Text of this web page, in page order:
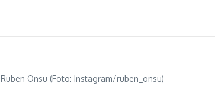
Ruben Onsu (Foto: Instagram/ruben_onsu)